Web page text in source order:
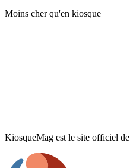
Moins cher qu'en kiosque
KiosqueMag est le site officiel de